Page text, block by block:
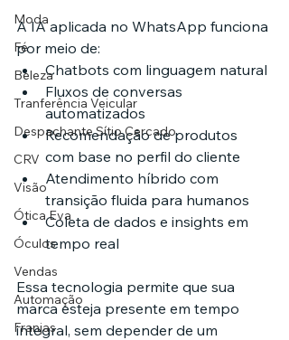
Moda
Fé
Beleza
Tranferência Veicular
Despachante Sítio Cercado
CRV
Visão
Ótica Eva
Óculos
Vendas
Automação
Franjas
A IA aplicada no WhatsApp funciona
por meio de:
Chatbots com linguagem natural
Fluxos de conversas
automatizados
Recomendação de produtos
com base no perfil do cliente
Atendimento híbrido com
transição fluida para humanos
Coleta de dados e insights em
tempo real
Essa tecnologia permite que sua
marca esteja presente em tempo
integral, sem depender de um